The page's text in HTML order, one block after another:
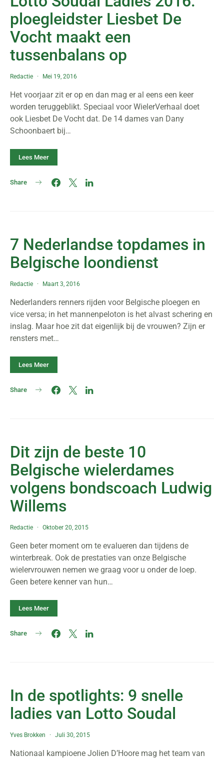
ploegleidster Liesbet De
Vocht maakt een
tussenbalans op
Redactie Mei 19, 2016
Het voorjaar zit er op en dan mag er al eens een keer
worden teruggeblikt. Speciaal voor WielerVerhaal doet
ook Liesbet De Vocht dat. De 14 dames van Dany
Schoonbaert bij…
Lees Meer
Share
7 Nederlandse topdames in
Belgische loondienst
Redactie Maart 3, 2016
Nederlanders renners rijden voor Belgische ploegen en
vice versa; in het mannenpeloton is het alvast schering en
inslag. Maar hoe zit dat eigenlijk bij de vrouwen? Zijn er
rensters met…
Lees Meer
Share
Dit zijn de beste 10
Belgische wielerdames
volgens bondscoach Ludwig
Willems
Redactie Oktober 20, 2015
Geen beter moment om te evalueren dan tijdens de
winterbreak. Ook de prestaties van onze Belgische
wielervrouwen nemen we graag voor u onder de loep.
Geen betere kenner van hun…
Lees Meer
Share
In de spotlights: 9 snelle
ladies van Lotto Soudal
Yves Brokken Juli 30, 2015
Nationaal kampioene Jolien D’Hoore mag het team van